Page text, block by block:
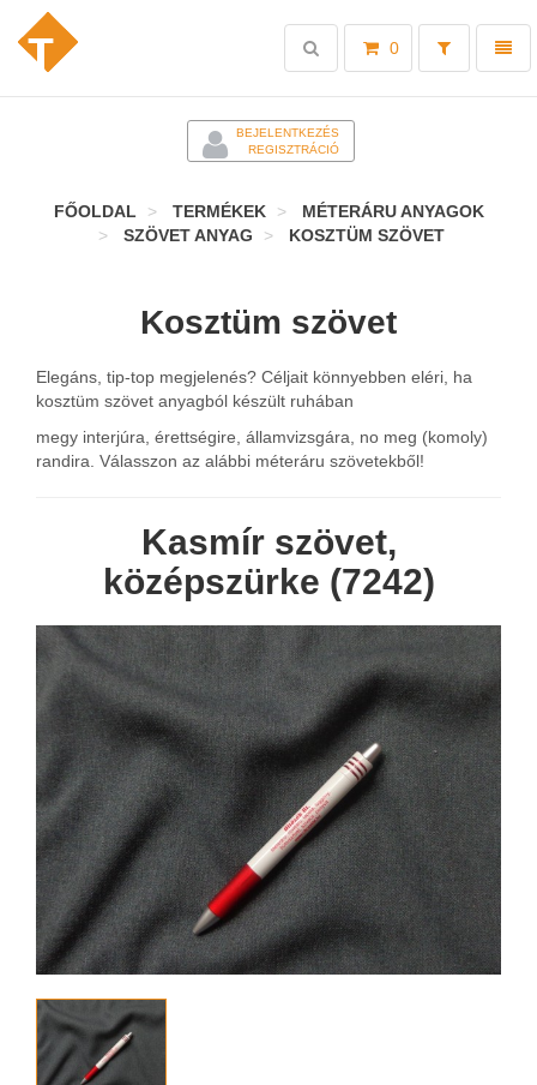
Toggle
0
Toggle
search
BEJELENTKEZÉS
REGISZTRÁCIÓ
FŐOLDAL TERMÉKEK
MÉTERÁRU ANYAGOK
SZÖVET ANYAG
KOSZTÜM SZÖVET
Kosztüm szövet
Elegáns, tip-top megjelenés? Céljait könnyebben eléri, ha
kosztüm szövet anyagból készült ruhában
megy interjúra, érettségire, államvizsgára, no meg (komoly)
randira. Válasszon az alábbi méteráru szövetekből!
Kasmír szövet,
középszürke (7242)